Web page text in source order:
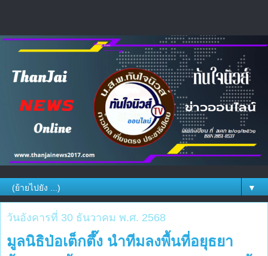
▼
วันอังคารที่ 30 ธันวาคม พ.ศ. 2568
มูลนิธิป่อเต็กตึ๊ง นำทีมลงพื้นที่อยุธยา